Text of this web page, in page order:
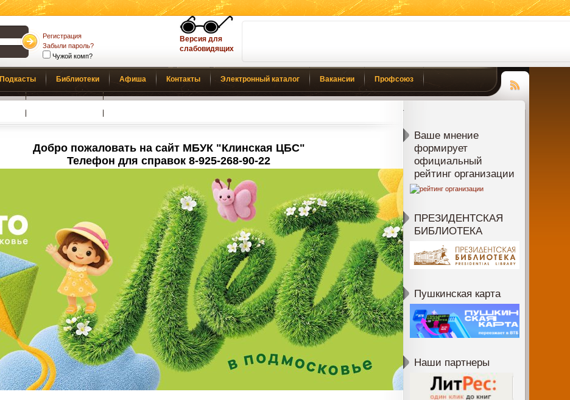
Регистрация
Забыли пароль?
Чужой комп?
Версия для
слабовидящих
Подкасты Библиотеки Афиша Контакты Электронный каталог Вакансии Профсоюз
Чтение
Добро пожаловать на сайт МБУК "Клинская ЦБС"
Телефон для справок 8-925-268-90-22
Ваше мнение
формирует
официальный
рейтинг организации
ПРЕЗИДЕНТСКАЯ
БИБЛИОТЕКА
Пушкинская карта
Наши партнеры